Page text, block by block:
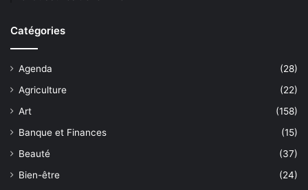
Catégories
Agenda
(28)
Agriculture
(22)
Art
(158)
Banque et Finances
(15)
Beauté
(37)
Bien-être
(24)